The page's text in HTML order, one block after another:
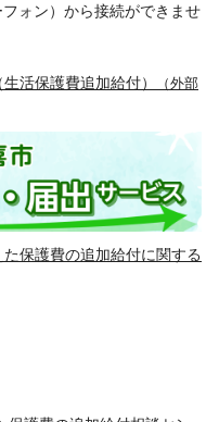
ォン）から接続ができませ
活保護費追加給付）
（外部
保護費の追加給付に関する